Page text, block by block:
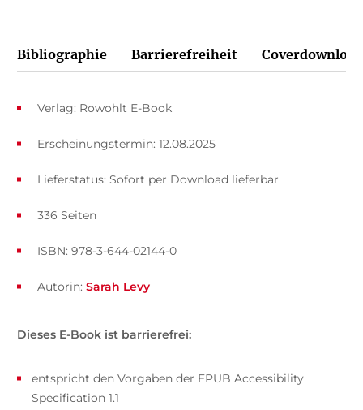
Bibliographie Barrierefreiheit Coverdownload
Verlag: Rowohlt E-Book
Erscheinungstermin: 12.08.2025
Lieferstatus: Sofort per Download lieferbar
ISBN: 978-3-644-02144-0
336 Seiten
Autorin: Sarah Levy
Dieses E-Book ist barrierefrei:
entspricht den Vorgaben der EPUB Accessibility
Specification 1.1